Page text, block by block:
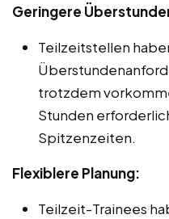
Geringere
Teilzeitstellen
trotzdem
Stunden
Spitzenzeiten.
Flexiblere Planung:
Teilzeit-Trainees